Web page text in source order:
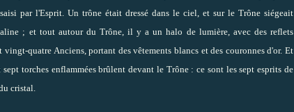
par l'Esprit. Un trône était dressé dans le ciel, et sur le Trône siégeait
; et tout autour du Trône, il y a un halo de lumière, avec des reflets
quatre Anciens, portant des vêtements blancs et des couronnes d'or. Et
torches enflammées brûlent devant le Trône : ce sont les sept esprits de
cristal.